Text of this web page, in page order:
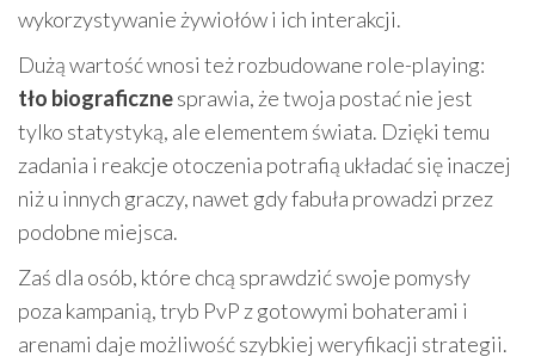
wykorzystywanie żywiołów i ich interakcji.
Dużą wartość wnosi też rozbudowane role-playing:
tło biograficznesprawia, że twoja postać nie jest
tylko statystyką, ale elementem świata. Dzięki temu
zadania i reakcje otoczenia potrafią układać się inaczej
niż u innych graczy, nawet gdy fabuła prowadzi przez
podobne miejsca.
Zaś dla osób, które chcą sprawdzić swoje pomysły
poza kampanią, tryb PvP z gotowymi bohaterami i
arenami daje możliwość szybkiej weryfikacji strategii.